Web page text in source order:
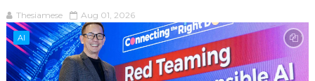
Thesiamese Aug 01, 2026
AI